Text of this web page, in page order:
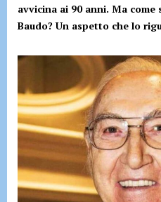
avvicina ai 90 anni. Ma come
Baudo? Un aspetto che lo